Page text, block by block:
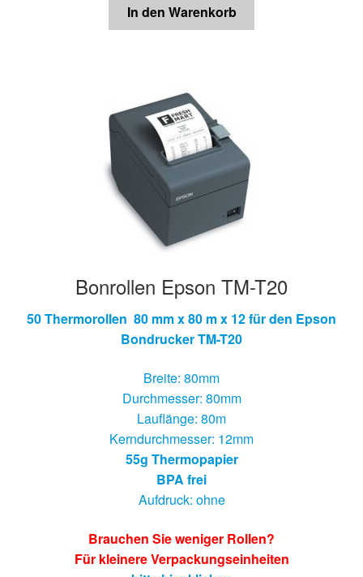
In den Warenkorb
Bonrollen Epson TM-T20
50 Thermorollen 80 mm x 80 m x 12 für den Epson
Bondrucker TM-T20
Breite: 80mm
Durchmesser: 80mm
Lauflänge: 80m
Kerndurchmesser: 12mm
55g Thermopapier
BPA frei
Aufdruck: ohne
Brauchen Sie weniger Rollen?
Für kleinere Verpackungseinheiten